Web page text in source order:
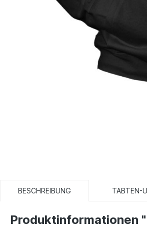
BESCHREIBUNG TABTEN-
Produktinformationen